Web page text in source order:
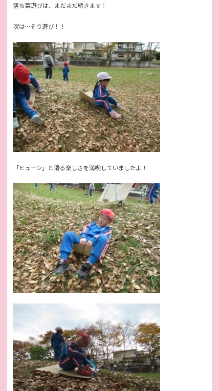
落ち葉遊びは、まだまだ続きます！
次は…そり遊び！！
「ヒューン」と滑る楽しさを満喫していましたよ！